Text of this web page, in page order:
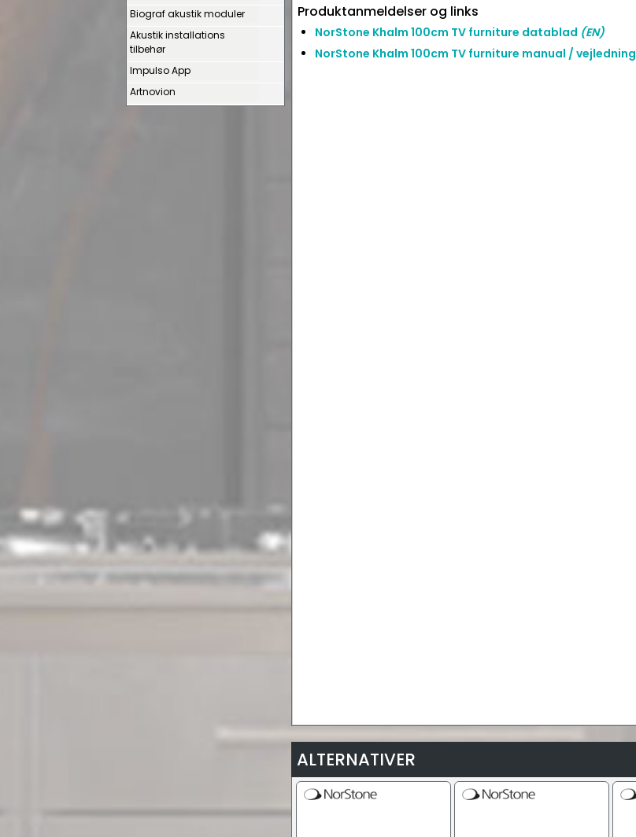
Biograf akustik moduler
Akustik installations
tilbehør
Impulso App
Artnovion
Produktanmeldelser og links
NorStone Khalm 100cm TV furniture datablad (EN)
NorStone Khalm 100cm TV furniture manual / vejledning
ALTERNATIVER